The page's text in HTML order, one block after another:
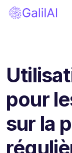
pour
sur la